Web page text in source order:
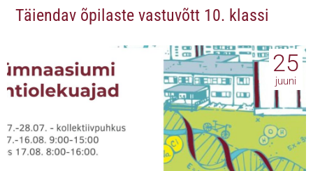
Täiendav õpilaste vastuvõtt 10. klassi
25
juuni